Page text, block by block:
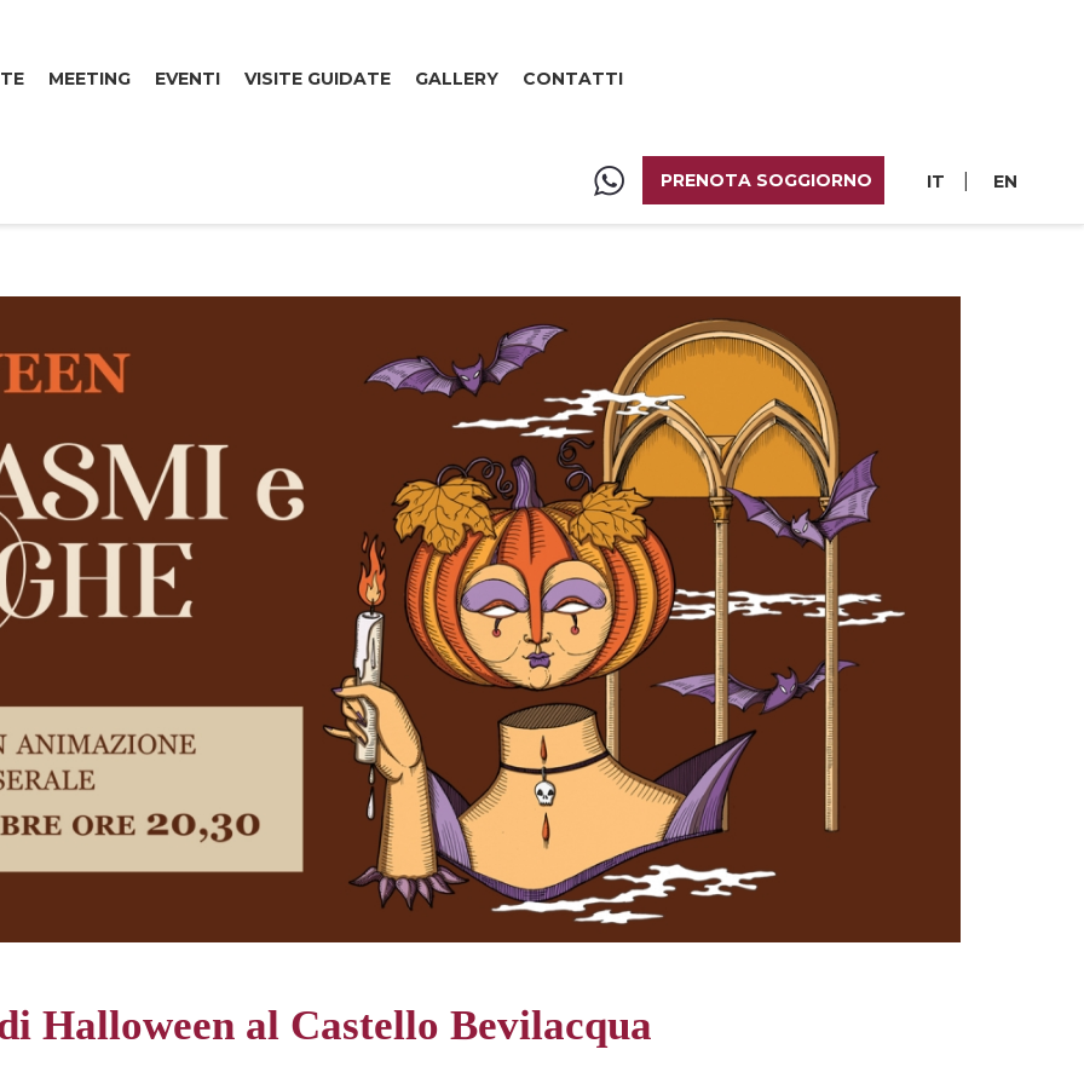
MEETING EVENTI VISITE GUIDATE GALLERY CONTATTI
PRENOTA SOGGIORNO IT EN
Halloween al Castello Bevilacqua